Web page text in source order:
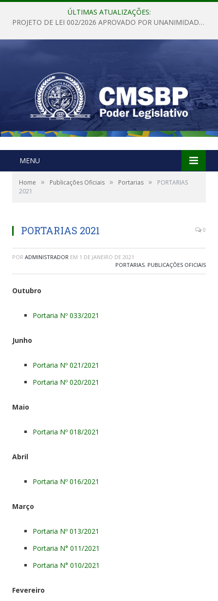
ÚLTIMAS ATUALIZAÇÕES:
PROJETO DE LEI 002/2026 APROVADO POR UNANIMIDADE EM SESSÃO ORDINÁRIA NESTA QUINTA – FEIRA 28 DE MAIO DE 2026
MENU
Home » Publicações Oficiais » Portarias »
PORTARIAS
2021
PORTARIAS 2021 0
POR ADMINISTRADOR EM 1 DE JANEIRO DE 2021
PORTARIAS, PUBLICAÇÕES OFICIAIS
Outubro
Portaria Nº 033/2021
Junho
Portaria Nº 021/2021
Portaria Nº 020/2021
Maio
Portaria Nº 018/2021
Abril
Portaria Nº 016/2021
Março
Portaria Nº 013/2021
Portaria N° 011/2021
Portaria N° 010/2021
Fevereiro